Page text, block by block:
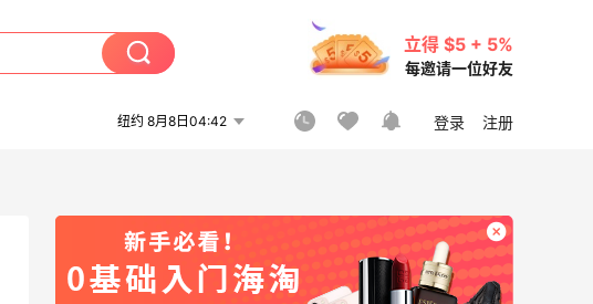
立得 $5 + 5%
每邀请一位好友
纽约 8月8日04:42 登录 注册